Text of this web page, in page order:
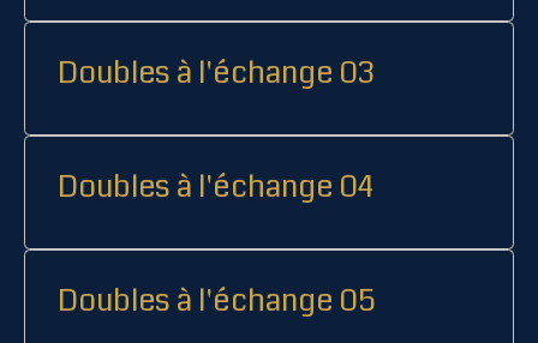
Doubles à l'échange 03
Doubles à l'échange 04
Doubles à l'échange 05